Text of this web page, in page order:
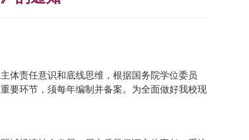
体责任意识和底线思维， 根据国务院学位委员
要环节，须每年编制并备案。为全面做好我校现